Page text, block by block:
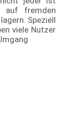
auf fremden
Speziell
viele Nutzer